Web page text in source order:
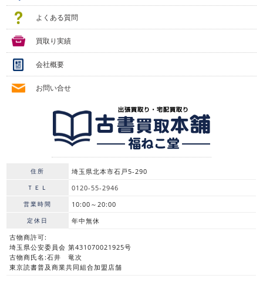
よくある質問
買取り実績
会社概要
お問い合せ
住所 埼玉県北本市石戸5-290
ＴＥＬ 0120-55-2946
営業時間 10:00～20:00
定休日
年中無休
古物商許可:
埼玉県公安委員会 第431070021925号
古物商氏名:石井 竜次
東京読書普及商業共同組合加盟店舗